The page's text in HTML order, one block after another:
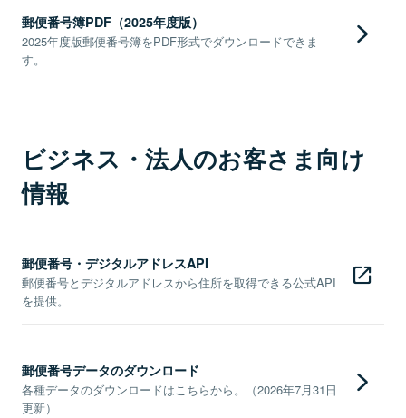
郵便番号簿PDF（2025年度版）
2025年度版郵便番号簿をPDF形式でダウンロードできま
す。
ビジネス・法人のお客さま向け
情報
郵便番号・デジタルアドレスAPI
郵便番号とデジタルアドレスから住所を取得できる公式API
を提供。
郵便番号データのダウンロード
各種データのダウンロードはこちらから。（2026年7月31日
更新）